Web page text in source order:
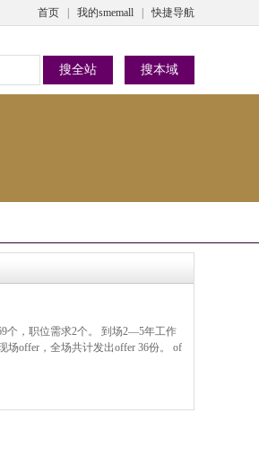
首页 我的smemall |快捷导航
个，职位需求2个。 到场2—5年工作
场offer，全场共计发出offer 36份。 of